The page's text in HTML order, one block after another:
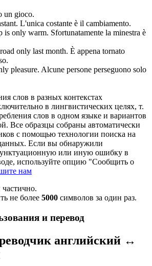
un gioco.
L'unica costante è il cambiamento.
is only warm. Sfortunatamente la minestra è
only last month. È appena tornato
pleasure. Alcune persone perseguono solo
слов в разных контекстах
в лингвистических целях, т.
слов в одном языке и вариантов
Все образцы собраны автоматически
с помощью технологии поиска на
Если вы обнаружили
или иную ошибку в
используйте опцию "Сообщить о
нам
не более 5000 символов за один раз.
и перевод
английский ↔